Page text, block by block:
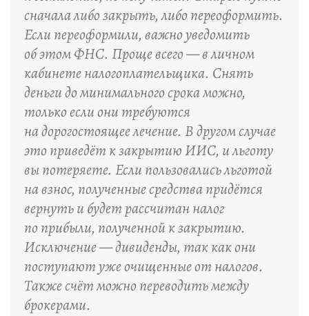
сначала либо закрыть, либо переоформить.
Если переоформили, важно уведомить
об этом ФНС. Проще всего — в личном
кабинете налогоплательщика. Снять
деньги до минимального срока можно,
только если они требуются
на дорогостоящее лечение. В другом случае
это приведёт к закрытию ИИС, и льготу
вы потеряете. Если пользовались льготой
на взнос, полученные средства придётся
вернуть и будет рассчитан налог
по прибыли, полученной к закрытию.
Исключение — дивиденды, так как они
поступают уже очищенные от налогов.
Также счёт можно переводить между
брокерами.